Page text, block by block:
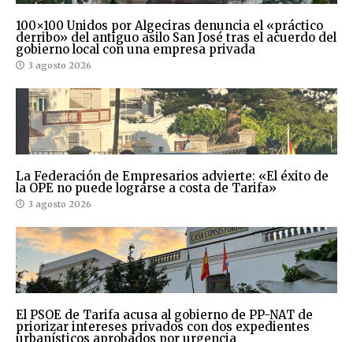
100×100 Unidos por Algeciras denuncia el «práctico
derribo» del antiguo asilo San José tras el acuerdo del
gobierno local con una empresa privada
3 agosto 2026
La Federación de Empresarios advierte: «El éxito de
la OPE no puede lograrse a costa de Tarifa»
3 agosto 2026
El PSOE de Tarifa acusa al gobierno de PP-NAT de
priorizar intereses privados con dos expedientes
urbanísticos aprobados por urgencia